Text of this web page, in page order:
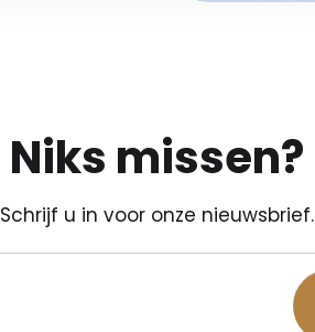
Niks missen?
Schrijf u in voor onze nieuwsbrief.